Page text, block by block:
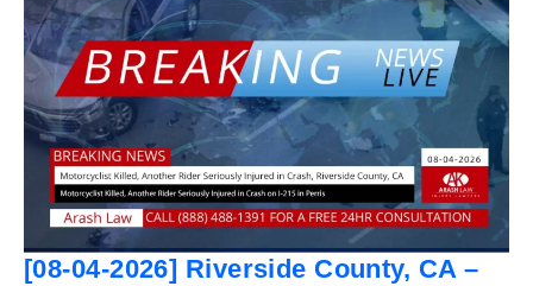
[08-04-2026] Riverside County, CA –